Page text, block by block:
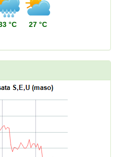
°C 27 °C